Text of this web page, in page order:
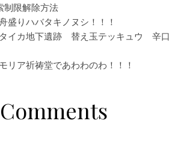
制限解除方法
りハバタキノヌシ！！！
イカ地下遺跡 替え玉テッキュウ 辛口
ア祈祷堂であわわのわ！！！